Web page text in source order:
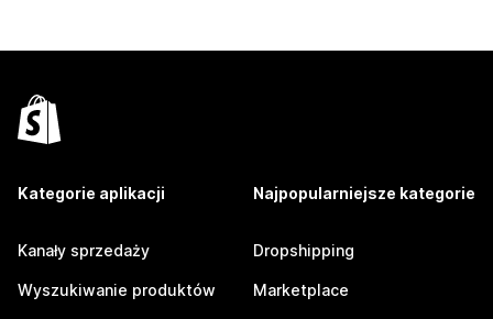
Kategorie aplikacji
Kanały sprzedaży
Wyszukiwanie produktów
Najpopularniejsze kategorie
Dropshipping
Marketplace